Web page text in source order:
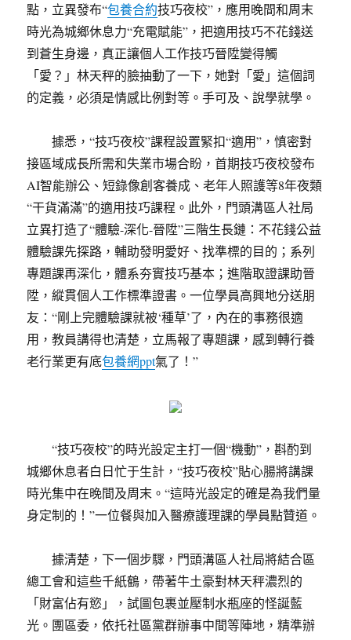
點，立異發布“包養合約技巧夜校”，應用晚間和周末
時光為城鄉休息力“充電賦能”，把適用技巧不花錢送
到蒼生身邊，真正讓個人工作技巧晉陞變得觸
「愛？」林天秤的臉抽動了一下，她對「愛」這個詞
的定義，必須是情感比例對等。手可及、說學就學。
據悉，“技巧夜校”課程設置緊扣“適用”，慎密對
接區域成長所需和失業市場合盼，首期技巧夜校發布
AI智能辦公、短錄像創客養成、老年人照護等8年夜類
“干貨滿滿”的適用技巧課程。此外，門頭溝區人社局
立異打造了“體驗-深化-晉陞”三階生長鏈：不花錢公益
體驗課先探路，輔助發明愛好、找準標的目的；系列
專題課再深化，體系夯實技巧基本；進階取證課助晉
陞，縱貫個人工作標準證書。一位學員高興地分送朋
友：“剛上完體驗課就被‘種草’了，內在的事務很適
用，教員講得也清楚，立馬報了專題課，感到轉行養
老行業更有底包養網ppt氣了！”
“技巧夜校”的時光設定主打一個“機動”，斟酌到
城鄉休息者白日忙于生計，“技巧夜校”貼心腸將講課
時光集中在晚間及周末。“這時光設定的確是為我們量
身定制的！”一位餐與加入醫療護理課的學員點贊道。
據清楚，下一個步驟，門頭溝區人社局將結合區
總工會和這些千紙鶴，帶著牛土豪對林天秤濃烈的
「財富佔有慾」，試圖包裹並壓制水瓶座的怪誕藍
光。團區委，依托社區黨群辦事中間等陣地，精準辦